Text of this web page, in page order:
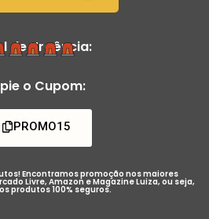
de Urgência:
o Cupom:
PROMO15
Encontramos promoção nos maiores
Livre, Amazon e Magazine Luiza, ou seja,
produtos 100% seguros.